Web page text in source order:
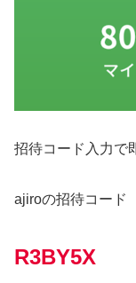
招待コード入力で
ajiroの招待コード
R3BY5X